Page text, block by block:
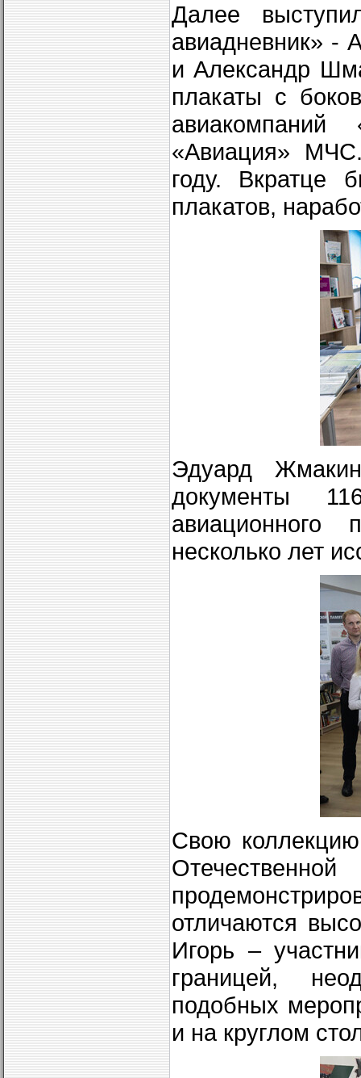
Далее
авиадневник» -
и Александр
плакаты с
«Авиация»
году. Вкратце
плакатов,
Эдуард
документы
несколько лет
Свою
отличаются
Игорь –
границей,
подобных
и на круглом